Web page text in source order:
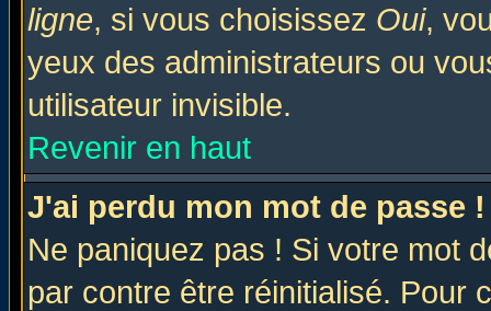
ligne, si vous choisissez Oui,
yeux des administrateurs ou
utilisateur invisible.
Revenir en haut
J'ai perdu mon mot de passe !
Ne paniquez pas ! Si votre mot
par contre être réinitialisé. Pour